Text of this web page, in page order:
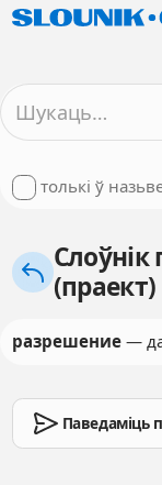
толькі ў
разрешение—
Паведаміць